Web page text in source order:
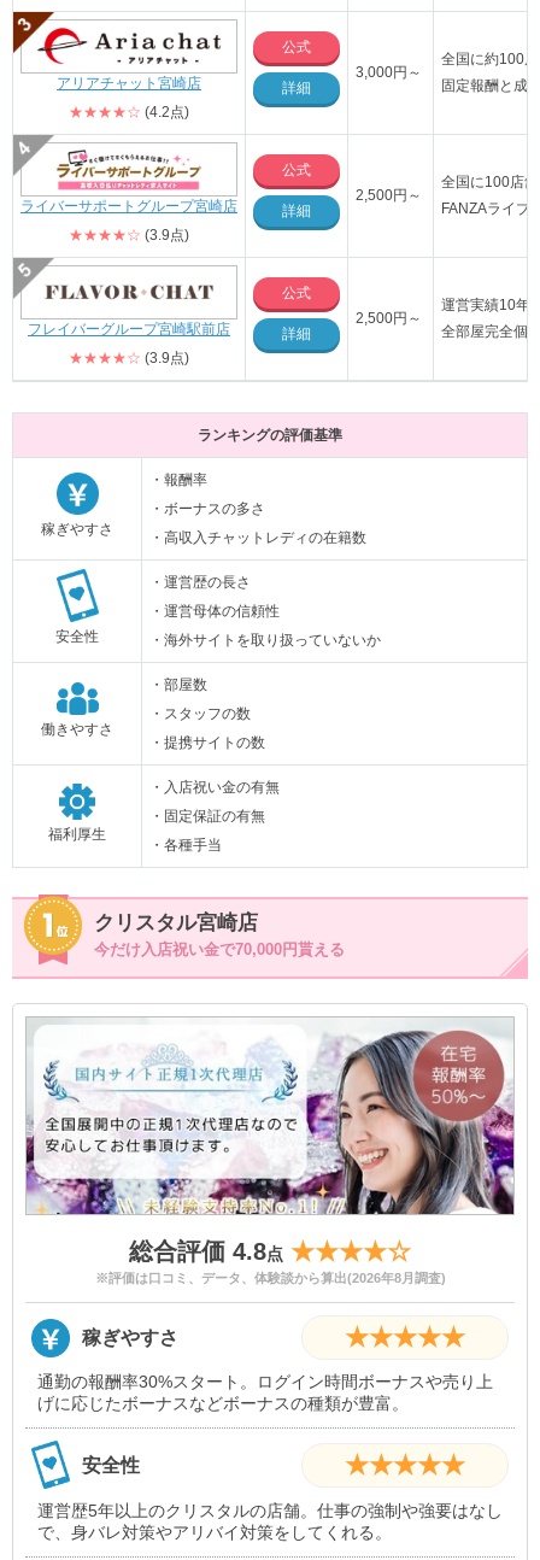
アリアチャット宮崎店
★★★★☆ (4.2点)
公式
詳細
3,000円～
全国に約100
固定報酬と成
ライバーサポートグループ宮崎店
★★★★☆ (3.9点)
公式
詳細
2,500円～
全国に100店
FANZAライブ
フレイバーグループ宮崎駅前店
★★★★☆ (3.9点)
公式
詳細
2,500円～
運営実績10年
全部屋完全個
ランキングの評価基準
稼ぎやすさ
・報酬率
・ボーナスの多さ
・高収入チャットレディの在籍数
安全性
・運営歴の長さ
・運営母体の信頼性
・海外サイトを取り扱っていないか
働きやすさ
・部屋数
・スタッフの数
・提携サイトの数
福利厚生
・入店祝い金の有無
・固定保証の有無
・各種手当
クリスタル宮崎店
今だけ入店祝い金で70,000円貰える
総合評価 4.8点 ★★★★☆
※評価は口コミ、データ、体験談から算出(2026年8月調査)
稼ぎやすさ ★★★★★
通勤の報酬率30%スタート。ログイン時間ボーナスや売り上
げに応じたボーナスなどボーナスの種類が豊富。
安全性 ★★★★★
運営歴5年以上のクリスタルの店舗。仕事の強制や強要はなし
で、身バレ対策やアリバイ対策をしてくれる。